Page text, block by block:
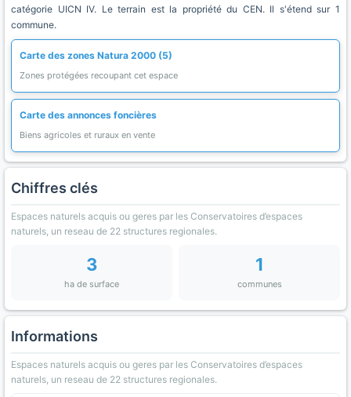
catégorie UICN IV. Le terrain est la propriété du CEN. Il s'étend sur 1
commune.
Carte des zones Natura 2000 (5)
Zones protégées recoupant cet espace
Carte des annonces foncières
Biens agricoles et ruraux en vente
Chiffres clés
Espaces naturels acquis ou geres par les Conservatoires d’espaces
naturels, un reseau de 22 structures regionales.
3
ha de surface
1
communes
Informations
Espaces naturels acquis ou geres par les Conservatoires d’espaces
naturels, un reseau de 22 structures regionales.